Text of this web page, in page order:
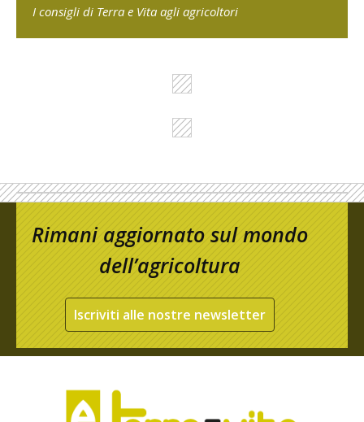
I consigli di Terra e Vita agli agricoltori
Rimani aggiornato sul mondo
dell’agricoltura
Iscriviti alle nostre newsletter